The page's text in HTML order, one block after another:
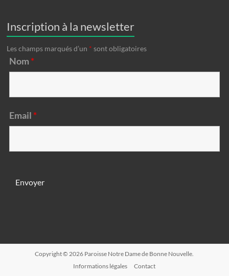
Inscription à la newsletter
Les champs marqués d’un * sont obligatoires
Nom *
Email *
Copyright © 2026 Paroisse Notre Dame de Bonne Nouvelle
Informations légales
Contact